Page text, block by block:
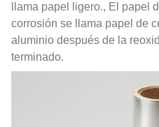
llama papel ligero., El papel
corrosión se llama papel de
aluminio después de la
terminado.